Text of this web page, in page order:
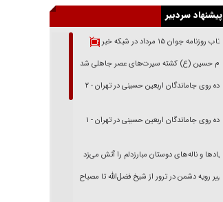
پیشنهاد سردبیر
بازتاب روزنامه جوان ۱۵ مرداد در شبکه خبر
امام حسین (ع) کشته سیرت‌های عصر جاهلی شد
پیاده روی جاماندگان اربعین حسینی در تهران - ۲
پیاده روی جاماندگان اربعین حسینی در تهران - ۱
فریاد‌ها و ناله‌های دوستان مبارزدلم را آتش می‌زد
تغییر رویه دشمن در ترور از شیخ فضل‌الله تا مصباح